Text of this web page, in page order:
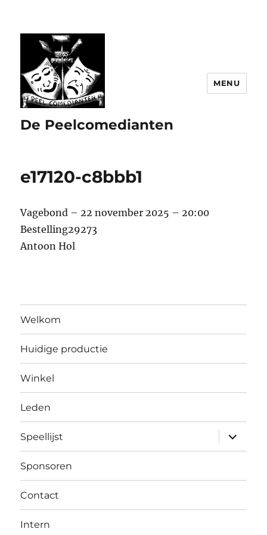
De Peelcomedianten
MENU
e17120-c8bbb1
Vagebond – 22 november 2025 – 20:00
Bestelling29273
Antoon Hol
Welkom
Huidige productie
Winkel
Leden
Speellijst
Sponsoren
Contact
Intern